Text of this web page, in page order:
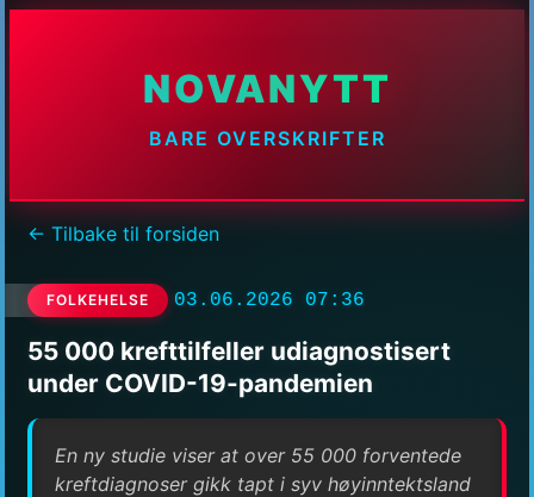
NOVANYTT
BARE OVERSKRIFTER
← Tilbake til forsiden
FOLKEHELSE 03.06.2026 07:36
55 000 krefttilfeller udiagnostisert
under COVID-19-pandemien
En ny studie viser at over 55 000 forventede
kreftdiagnoser gikk tapt i syv høyinntektsland